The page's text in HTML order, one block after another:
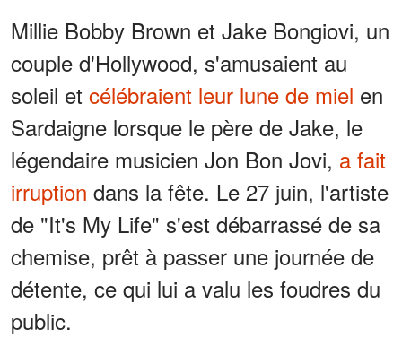
Millie Bobby Brown et Jake Bongiovi, un
couple d'Hollywood, s'amusaient au
soleil et célébraient leur lune de miel en
Sardaigne lorsque le père de Jake, le
légendaire musicien Jon Bon Jovi, a fait
irruption dans la fête. Le 27 juin, l'artiste
de "It's My Life" s'est débarrassé de sa
chemise, prêt à passer une journée de
détente, ce qui lui a valu les foudres du
public.